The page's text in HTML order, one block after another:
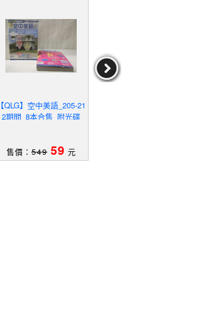
【QLG】空中美語_205-21
2期間_8本合售_附光碟
售價：549 59 元